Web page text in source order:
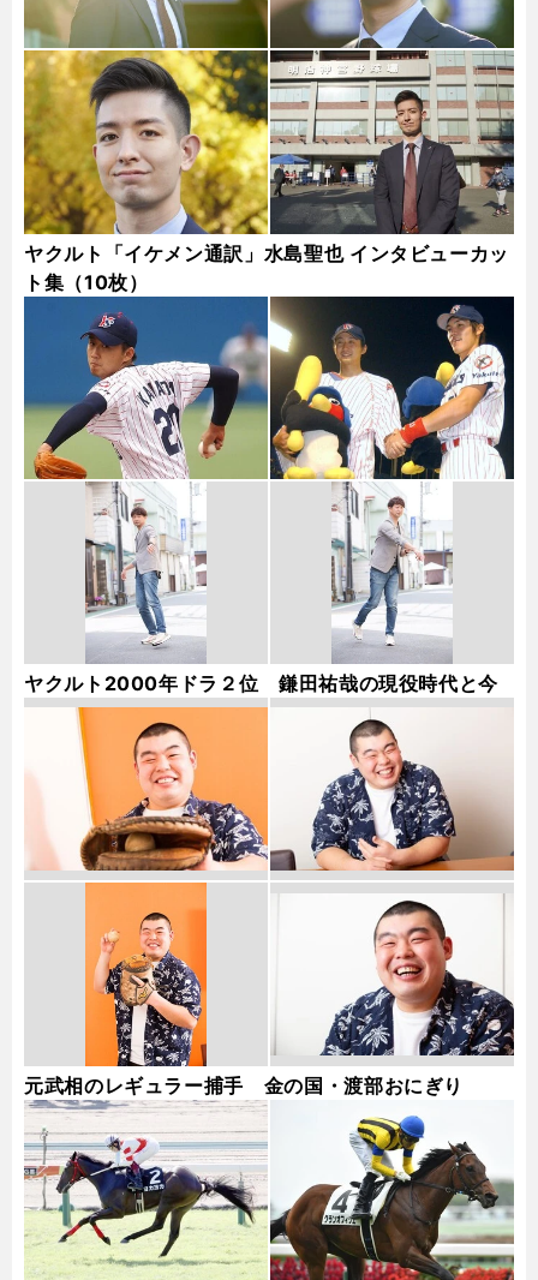
ヤクルト「イケメン通訳」水島聖也 インタビューカッ
ト集（10枚）
ヤクルト2000年ドラ２位 鎌田祐哉の現役時代と今
元武相のレギュラー捕手 金の国・渡部おにぎり